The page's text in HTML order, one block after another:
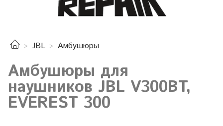
JBL Амбушюры
Амбушюры для
наушников JBL V300BT,
EVEREST 300